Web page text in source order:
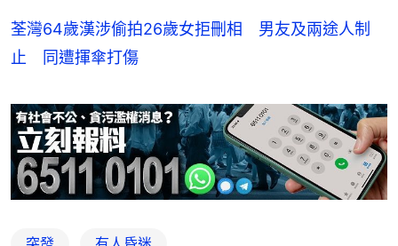
荃灣64歲漢涉偷拍26歲女拒刪相 男友及兩途人制
止 同遭揮傘打傷